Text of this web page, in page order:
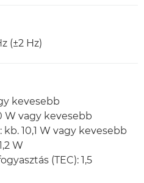
(±2 Hz)
kevesebb
W vagy kevesebb
10,1 W vagy kevesebb
W
(TEC): 1,5